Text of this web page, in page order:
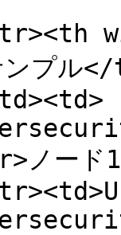
ンプ
ード